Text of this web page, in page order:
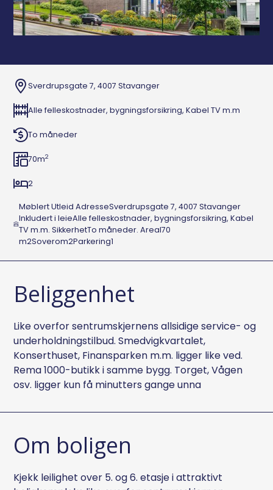
Sverdrupsgate 7, 4007 Stavanger
Alle felleskostnader, bygningsforsikring, Kabel TV m.m
To måneder
70m2
2
Møblert Utleid AdresseSverdrupsgate 7, 4007 Stavanger
Inkludert i leieAlle felleskostnader, bygningsforsikring, Kabel
TV m.m. SikkerhetTo måneder. Areal70
m2Soverom2Parkering1
Beliggenhet
Like overfor sentrumskjernens allsidige service- og
underholdningstilbud. Smedvigkvartalet,
Konserthuset, Finansparken m.m. ligger like ved.
Rema 1000-butikk i samme bygg. Torget, Vågen
osv. ligger kun få minutters gange unna
Om boligen
Kjekk leilighet over 5. og 6. etasje i attraktivt